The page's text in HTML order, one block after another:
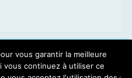
Se connecter
vous garantir la meilleure
continuez à utiliser ce